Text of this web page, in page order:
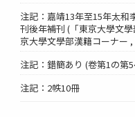
注記：嘉靖13年至15年太和
刊後年補刊 (「東京大學文
京大學文學部漢籍コーナー
注記：錯簡あり (卷第1の第
注記：2帙10冊